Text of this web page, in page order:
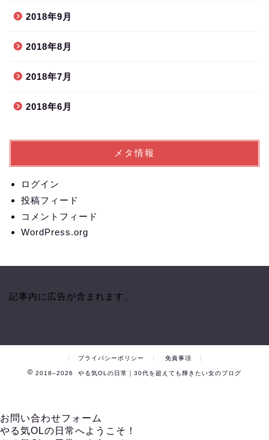
2018年9月
2018年8月
2018年7月
2018年6月
メタ情報
ログイン
投稿フィード
コメントフィード
WordPress.org
記事内に広告が含まれます。
プライバシーポリシー 免責事項
2018–2026 やる気OLの日常｜30代を超えても輝きたい女のブログ
お問い合わせフォーム
やる気OLの日常へようこそ！